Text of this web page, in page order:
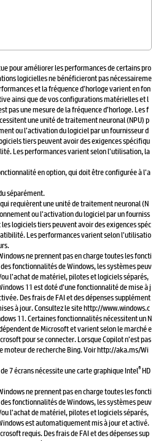
pour améliorer les performances de certains pro
logicielles ne bénéficieront pas nécessaireme
et la fréquence d’horloge varient en fon
ainsi que de vos configurations matérielles et l
pas une mesure de la fréquence d’horloge. Les f
une unité de traitement neuronal (NPU) p
ou l’activation du logiciel par un fournisseur d
tiers peuvent avoir des exigences spécifiqu
Les performances varient selon l’utilisation, la
en option, qui doit être configurée à l’a
séparément.
requièrent une unité de traitement neuronal (N
ou l’activation du logiciel par un fourniss
logiciels tiers peuvent avoir des exigences spéc
Les performances varient selon l’utilisatio
ne prennent pas en charge toutes les foncti
fonctionnalités de Windows, les systèmes peuv
l’achat de matériel, pilotes et logiciels séparés,
11 est doté d’une fonctionnalité de mise à j
Des frais de FAI et des dépenses supplément
à jour. Consultez le site http://www.windows.c
11. Certaines fonctionnalités nécessitent un N
de Microsoft et varient selon le marché e
pour se connecter. Lorsque Copilot n’est pas
moteur de recherche Bing. Voir http://aka.ms/Wi
7 écrans nécessite une carte graphique Intel®HD
ne prennent pas en charge toutes les foncti
fonctionnalités de Windows, les systèmes peuv
l’achat de matériel, pilotes et logiciels séparés,
est automatiquement mis à jour et activé.
requis. Des frais de FAI et des dépenses sup